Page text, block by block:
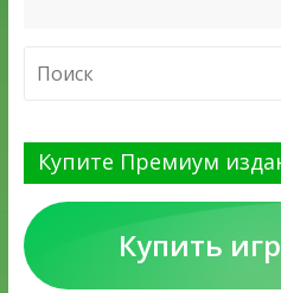
Купите Премиум
Купить